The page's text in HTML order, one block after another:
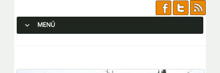
MENÚ